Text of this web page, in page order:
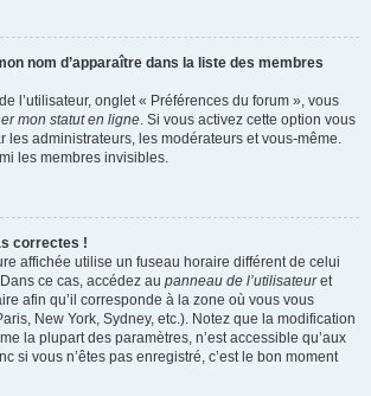
nom d’apparaître dans la liste des membres
l’utilisateur, onglet « Préférences du forum », vous
mon statut en ligne. Si vous activez cette option vous
les administrateurs, les modérateurs et vous-même.
les membres invisibles.
correctes !
affichée utilise un fuseau horaire différent de celui
ce cas, accédez au panneau de l’utilisateuret
afin qu’il corresponde à la zone où vous vous
New York, Sydney, etc.). Notez que la modification
la plupart des paramètres, n’est accessible qu’aux
si vous n’êtes pas enregistré, c’est le bon moment